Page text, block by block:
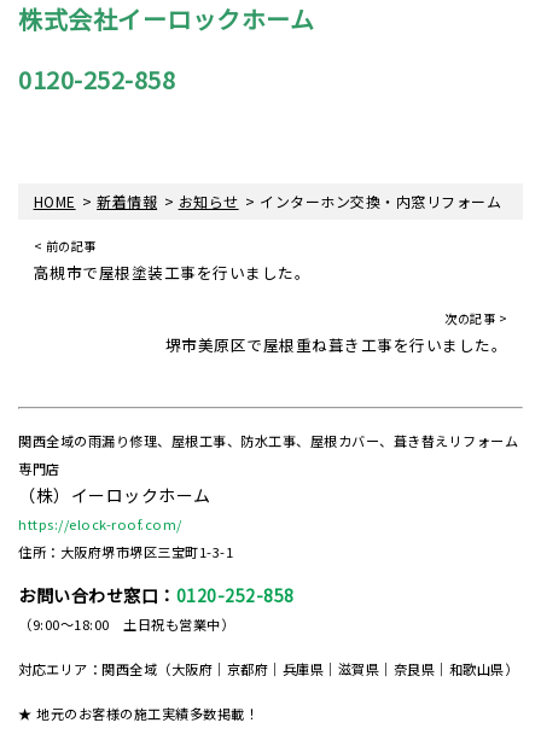
株式会社イーロックホーム
0120-252-858
HOME >新着情報 > お知らせ > インターホン交換・内窓リフォーム
< 前の記事
高槻市で屋根塗装工事を行いました。
次の記事 >
堺市美原区で屋根重ね葺き工事を行いました。
関西全域の雨漏り修理、屋根工事、防水工事、屋根カバー、葺き替えリフォーム
専門店
（株）イーロックホーム
https://elock-roof.com/
住所：大阪府堺市堺区三宝町1-3-1
お問い合わせ窓口： 0120-252-858
（9:00～18:00 土日祝も営業中）
対応エリア：関西全域（大阪府｜京都府｜兵庫県｜滋賀県｜奈良県｜和歌山県）
★ 地元のお客様の施工実績多数掲載！